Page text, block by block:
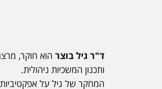
ד"ר גיל בוצר הוא חוקר,
ותכנון המשכיות ניהולית.
המחקר של גיל על